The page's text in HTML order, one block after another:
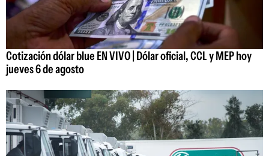
Cotización dólar blue EN VIVO | Dólar oficial, CCL y MEP hoy
jueves 6 de agosto